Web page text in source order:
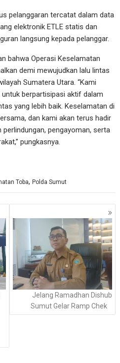
pelanggaran tercatat dalam data
elektronik ETLE statis dan
langsung kepada pelanggar.
bahwa Operasi Keselamatan
demi mewujudkan lalu lintas
Sumatera Utara. “Kami
berpartisipasi aktif dalam
yang lebih baik. Keselamatan di
dan kami akan terus hadir
pengayoman, serta
pungkasnya.
Toba,Polda Sumut
Jelang Ramadhan Dishub
Sumut Gelar Ramp Chek